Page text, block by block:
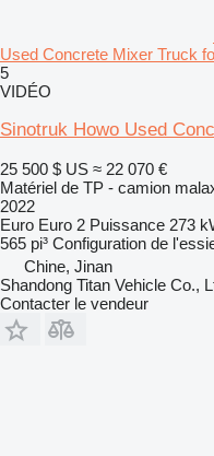
Used Concrete Mixer Truck
5
VIDÉO
Sinotruk Howo Used
25 500 $ US ≈ 22 070 €
Matériel de TP - camion
2022
Euro Euro 2 Puissance 273
565 pi³ Configuration de
Chine, Jinan
Shandong Titan Vehicle Co.,
Contacter le vendeur